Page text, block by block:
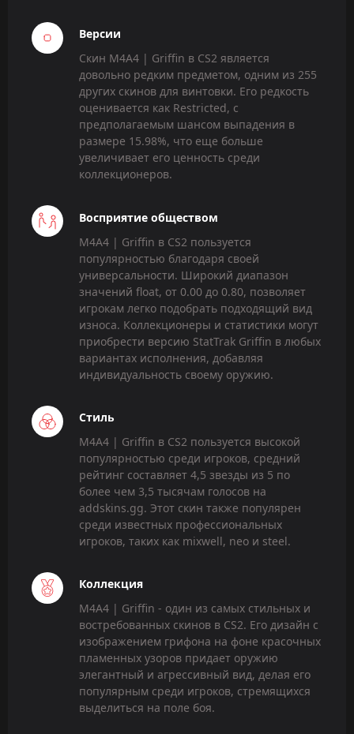
Версии
Скин M4A4 | Griffin в CS2 является
довольно редким предметом, одним из 255
других скинов для винтовки. Его редкость
оценивается как Restricted, с
предполагаемым шансом выпадения в
размере 15.98%, что еще больше
увеличивает его ценность среди
коллекционеров.
Восприятие обществом
M4A4 | Griffin в CS2 пользуется
популярностью благодаря своей
универсальности. Широкий диапазон
значений float, от 0.00 до 0.80, позволяет
игрокам легко подобрать подходящий вид
износа. Коллекционеры и статистики могут
приобрести версию StatTrak Griffin в любых
вариантах исполнения, добавляя
индивидуальность своему оружию.
Стиль
M4A4 | Griffin в CS2 пользуется высокой
популярностью среди игроков, средний
рейтинг составляет 4,5 звезды из 5 по
более чем 3,5 тысячам голосов на
addskins.gg. Этот скин также популярен
среди известных профессиональных
игроков, таких как mixwell, neo и steel.
Коллекция
M4A4 | Griffin - один из самых стильных и
востребованных скинов в CS2. Его дизайн с
изображением грифона на фоне красочных
пламенных узоров придает оружию
элегантный и агрессивный вид, делая его
популярным среди игроков, стремящихся
выделиться на поле боя.